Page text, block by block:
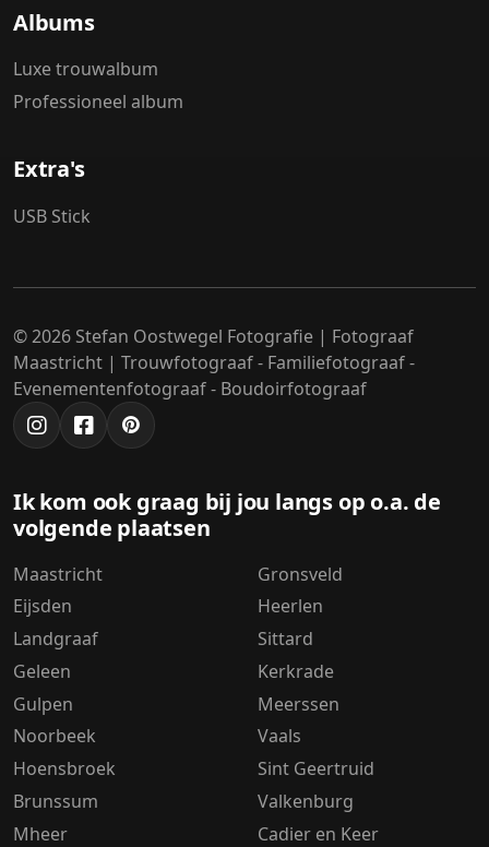
Albums
Luxe trouwalbum
Professioneel album
Extra's
USB Stick
© 2026 Stefan Oostwegel Fotografie | Fotograaf
Maastricht | Trouwfotograaf - Familiefotograaf -
Evenementenfotograaf - Boudoirfotograaf
Ik kom ook graag bij jou langs op o.a. de
volgende plaatsen
Maastricht
Eijsden
Landgraaf
Geleen
Gulpen
Noorbeek
Hoensbroek
Brunssum
Mheer
Gronsveld
Heerlen
Sittard
Kerkrade
Meerssen
Vaals
Sint Geertruid
Valkenburg
Cadier en Keer